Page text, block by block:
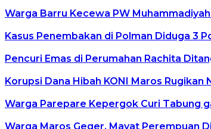
Warga Barru Kecewa PW
Kasus Penembakan di Polman Diduga 3
Pencuri Emas di Perumahan Rachita
Korupsi Dana Hibah KONI Maros
Warga Parepare Kepergok Curi Tabung
Warga Maros Geger, Mayat Perempuan